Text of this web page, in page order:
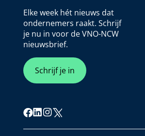
Elke week hét nieuws dat
ondernemers raakt. Schrijf
je nu in voor de VNO-NCW
nieuwsbrief.
Schrijf je in